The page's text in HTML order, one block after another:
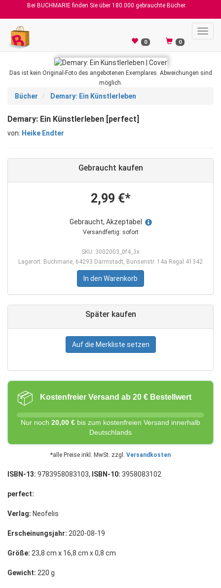
Bei BUCHMARIE finden Sie über 180.000 gebrauchte Bücher.
0 0
Das ist kein Original-Foto des angebotenen Exemplares. Abweichungen sind
möglich.
Bücher Demary: Ein Künstlerleben
Demary: Ein Künstlerleben [perfect]
von: Heike Endter
Gebraucht kaufen
2,99 €*
Gebraucht, Akzeptabel
Versandfertig: sofort
SKU: 3002003_0f4_3x
Lagerort: Buchmarie, 64293 Darmstadt, Bunsenstr. 14a Regal 41342
In den Warenkorb
Später kaufen
Auf die Merkliste setzen
📦 Kostenfreier Versand ab 20 € Bestellwert
Nur noch 20,00 € bis zum kostenfreien Versand innerhalb
Deutschlands
*alle Preise inkl. MwSt. zzgl. Versandkosten
ISBN-13: 9783958083103, ISBN-10: 3958083102
perfect:
Verlag: Neofelis
Erscheinungsjahr: 2020-08-19
Größe: 23,8 cm x 16,8 cm x 0,8 cm
Gewicht: 220 g